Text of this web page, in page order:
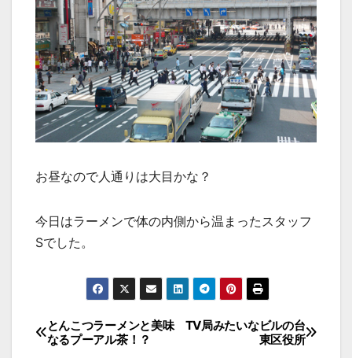
お昼なので人通りは大目かな？
今日はラーメンで体の内側から温まったスタッフ
Sでした。
投
稿
TV局みたいなビルの台
東区役所
とんこつラーメンと美味
なるプーアル茶！？